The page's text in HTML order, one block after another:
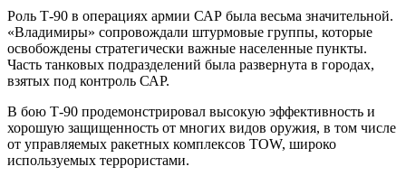
Роль Т-90 в операциях армии САР была весьма значительной.
«Владимиры» сопровождали штурмовые группы, которые
освобождены стратегически важные населенные пункты.
Часть танковых подразделений была развернута в городах,
взятых под контроль САР.
В бою Т-90 продемонстрировал высокую эффективность и
хорошую защищенность от многих видов оружия, в том числе
от управляемых ракетных комплексов TOW, широко
используемых террористами.